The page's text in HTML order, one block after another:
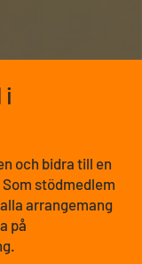
i
och bidra till en
stödmedlem
arrangemang
på